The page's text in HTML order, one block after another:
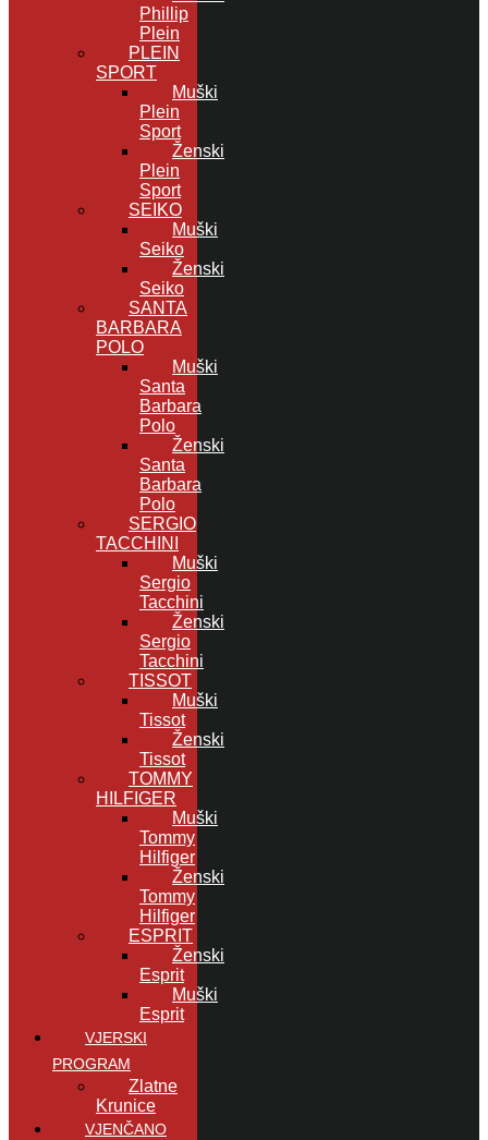
Phillip
Plein
PLEIN
SPORT
Muški
Plein
Sport
Ženski
Plein
Sport
SEIKO
Muški
Seiko
Ženski
Seiko
SANTA
BARBARA
POLO
Muški
Santa
Barbara
Polo
Ženski
Santa
Barbara
Polo
SERGIO
TACCHINI
Muški
Sergio
Tacchini
Ženski
Sergio
Tacchini
TISSOT
Muški
Tissot
Ženski
Tissot
TOMMY
HILFIGER
Muški
Tommy
Hilfiger
Ženski
Tommy
Hilfiger
ESPRIT
Ženski
Esprit
Muški
Esprit
VJERSKI
PROGRAM
Zlatne
Krunice
VJENČANO